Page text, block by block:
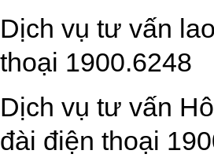
Dịch vụ tư vấn
thoại 1900.6248
Dịch vụ tư vấn
đài điện thoại